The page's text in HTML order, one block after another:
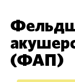
(ФАП)
Винница